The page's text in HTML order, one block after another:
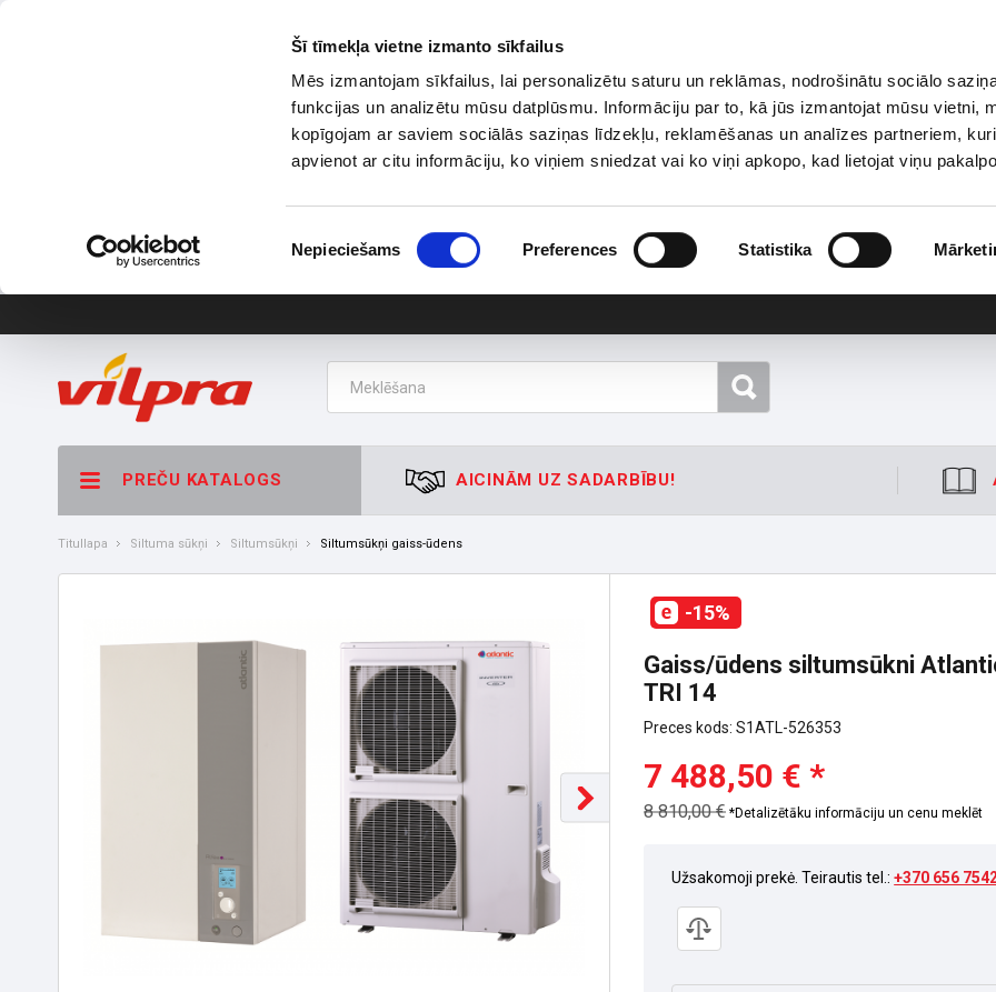
Šī tīmekļa vietne izmanto sīkfailus
Mēs izmantojam sīkfailus, lai personalizētu saturu un reklāmas, nodrošinātu sociālo
funkcijas un analizētu mūsu datplūsmu. Informāciju par to, kā jūs izmantojat mūsu vietni,
kopīgojam ar saviem sociālās saziņas līdzekļu, reklamēšanas un analīzes partneriem,
apvienot ar citu informāciju, ko viņiem sniedzat vai ko viņi apkopo, kad lietojat viņu
izvēle
Nepieciešams Preferences Statistika
PREČU KATALOGS AICINĀM UZ SADARBĪBU!
Titullapa Siltuma sūkņi Siltumsūkņi Siltumsūkņi gaiss-ūdens
-15%
Gaiss/ūdens siltumsūkni
TRI 14
Preces kods: S1ATL-526353
7 488,50 € *
8 810,00 € *Detalizētāku informāciju un cenu meklēt
Užsakomoji prekė. Teirautis tel.:+370 656